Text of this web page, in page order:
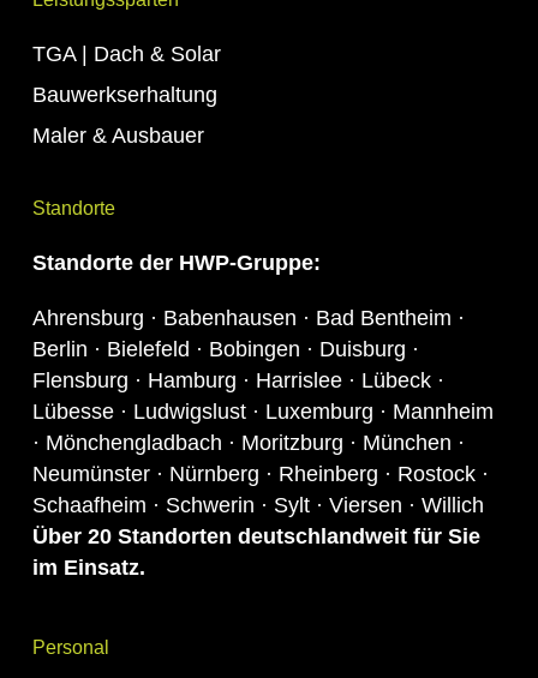
TGA | Dach & Solar
Bauwerkserhaltung
Maler & Ausbauer
Standorte
Standorte der HWP-Gruppe:
Ahrensburg · Babenhausen · Bad Bentheim ·
Berlin · Bielefeld · Bobingen · Duisburg ·
Flensburg · Hamburg · Harrislee · Lübeck ·
Lübesse · Ludwigslust · Luxemburg · Mannheim
· Mönchengladbach · Moritzburg · München ·
Neumünster · Nürnberg · Rheinberg · Rostock ·
Schaafheim · Schwerin · Sylt · Viersen · Willich
Über 20 Standorten deutschlandweit für Sie
im Einsatz.
Personal